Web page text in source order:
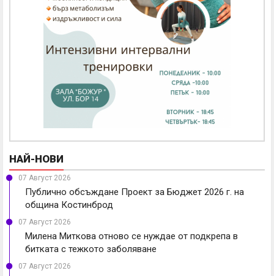
НАЙ-НОВИ
07 Август 2026
Публично обсъждане Проект за Бюджет 2026 г. на
община Костинброд
07 Август 2026
Милена Миткова отново се нуждае от подкрепа в
битката с тежкото заболяване
07 Август 2026